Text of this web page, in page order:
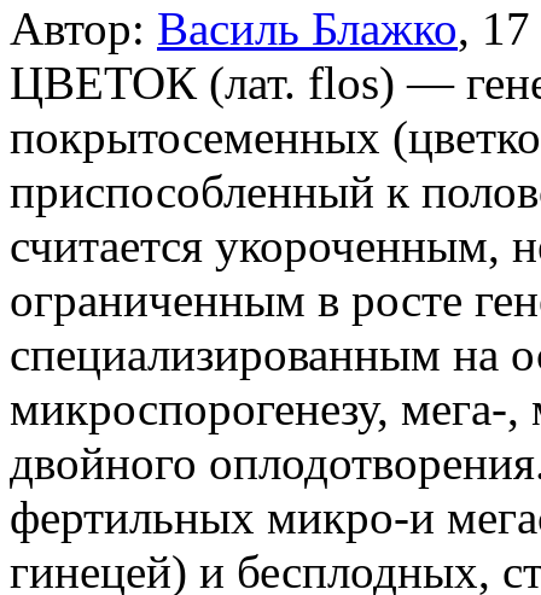
Автор: Василь Блажко,
ЦВЕТОК (лат. flos) —
покрытосеменных
приспособленный к
считается укороченным,
ограниченным в росте
специализированным на
микроспорогенезу, мега-
двойного
фертильных микро-и
гинецей) и бесплодных,